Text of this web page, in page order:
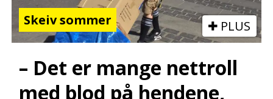
Skeiv sommer PLUS
– Det er mange nettroll
med blod på hendene,